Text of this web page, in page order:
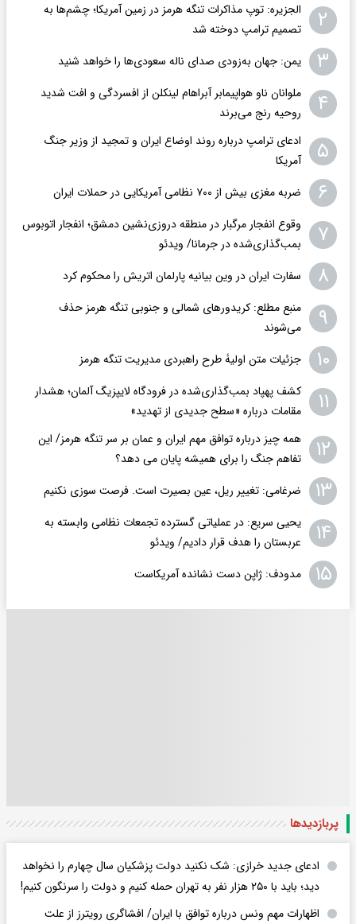
۲
الجزیره: توپ مذاکرات تنگه هرمز در زمین آمریکا؛ چشم‌ها به
تصمیم ترامپ دوخته شد
۳ یمن: جهان به‌زودی صدای ناله سعودی‌ها را خواهد شنید
۴
ملوانان ناو هواپیمابر آبراهام لینکلن از افسردگی و افت شدید
روحیه رنج می‌برند
۵
ادعای ترامپ درباره روند اوضاع ایران و تمجید از وزیر جنگ
آمریکا
۶ ضربه مغزی بیش از ۷۰۰ نظامی آمریکایی در حملات ایران
۷
وقوع انفجار مرگبار در منطقه دروزی‌نشین دمشق؛ انفجار اتوبوس
بمب‌گذاری‌شده در جرمانا/ ویدئو
۸ سفارت ایران در وین بیانیه پارلمان اتریش را محکوم کرد
۹
منبع مطلع: کریدورهای شمالی و جنوبی تنگه هرمز حذف
می‌شوند
۱۰ جزئیات متن اولیۀ طرح راهبردی مدیریت تنگه هرمز
۱۱
کشف پهپاد بمب‌گذاری‌شده در فرودگاه لایپزیگ آلمان؛ هشدار
مقامات درباره «سطح جدیدی از تهدید»
۱۲
همه چیز درباره توافق مهم ایران و عمان بر سر تنگه هرمز/ این
تفاهم جنگ را برای همیشه پایان می دهد؟
۱۳ ضرغامی: تغییر ریل، عین بصیرت است. فرصت سوزی نکنیم
۱۴
یحیی سریع: در عملیاتی گسترده تجمعات نظامی وابسته به
عربستان را هدف قرار دادیم/ ویدئو
۱۵ مدودف: ژاپن دست نشانده آمریکاست
پربازدید‌ها
ادعای جدید خرازی: شک نکنید دولت پزشکیان سال چهارم را نخواهد
دید؛ باید با ۲۵۰ هزار نفر به تهران حمله کنیم و دولت را سرنگون کنیم!
اظهارات مهم ونس درباره توافق با ایران/ افشاگری رویترز از علت